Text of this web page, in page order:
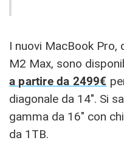
I nuovi MacBook
M2 Max, sono
a partire da 2499€
diagonale da 14″. Si
gamma da 16″ con
da 1TB.